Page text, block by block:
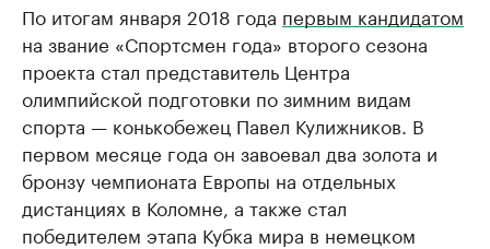
По итогам января 2018 года первым кандидатом
на звание «Спортсмен года» второго сезона
проекта стал представитель Центра
олимпийской подготовки по зимним видам
спорта — конькобежец Павел Кулижников. В
первом месяце года он завоевал два золота и
бронзу чемпионата Европы на отдельных
дистанциях в Коломне, а также стал
победителем этапа Кубка мира в немецком